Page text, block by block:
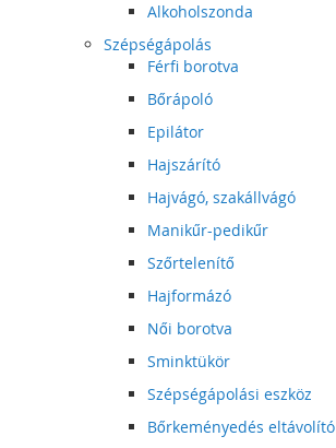
Alkoholszonda
Szépségápolás
Férfi borotva
Bőrápoló
Epilátor
Hajszárító
Hajvágó, szakállvágó
Manikűr-pedikűr
Szőrtelenítő
Hajformázó
Női borotva
Sminktükör
Szépségápolási eszköz
Bőrkeményedés eltávolító